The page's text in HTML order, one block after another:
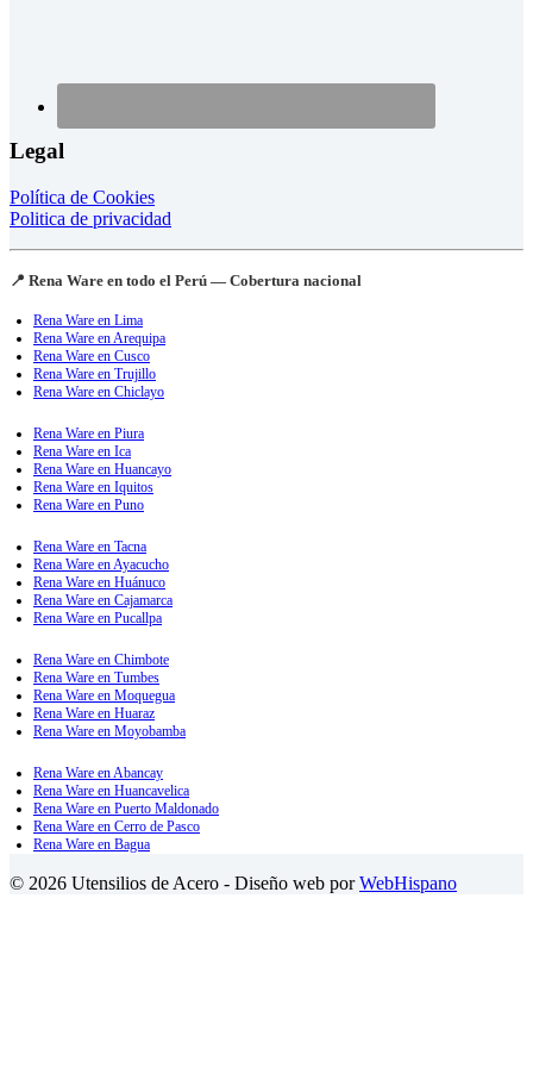
Legal
Política de Cookies
Politica de privacidad
📍 Rena Ware en todo el Perú — Cobertura nacional
Rena Ware en Lima
Rena Ware en Arequipa
Rena Ware en Cusco
Rena Ware en Trujillo
Rena Ware en Chiclayo
Rena Ware en Piura
Rena Ware en Ica
Rena Ware en Huancayo
Rena Ware en Iquitos
Rena Ware en Puno
Rena Ware en Tacna
Rena Ware en Ayacucho
Rena Ware en Huánuco
Rena Ware en Cajamarca
Rena Ware en Pucallpa
Rena Ware en Chimbote
Rena Ware en Tumbes
Rena Ware en Moquegua
Rena Ware en Huaraz
Rena Ware en Moyobamba
Rena Ware en Abancay
Rena Ware en Huancavelica
Rena Ware en Puerto Maldonado
Rena Ware en Cerro de Pasco
Rena Ware en Bagua
© 2026 Utensilios de Acero - Diseño web porWebHispano